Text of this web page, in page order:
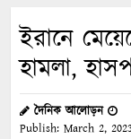
ইরানে
হামলা,
দৈনিক আলোড়ন
Publish: March 2,